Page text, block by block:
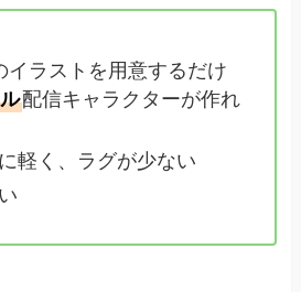
イラストを用意するだけ
配信キャラクターが作れ
軽く、ラグが少ない